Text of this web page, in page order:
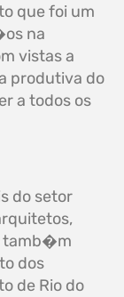
que foi um
na
vistas a
produtiva do
a todos os
do setor
tamb�m
dos
de Rio do